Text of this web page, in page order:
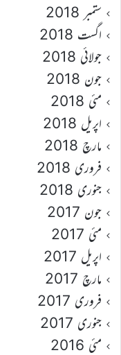
ستمبر 2018
اگست 2018
جولائی 2018
جون 2018
مئی 2018
اپریل 2018
مارچ 2018
فروری 2018
جنوری 2018
جون 2017
مئی 2017
اپریل 2017
مارچ 2017
فروری 2017
جنوری 2017
مئی 2016